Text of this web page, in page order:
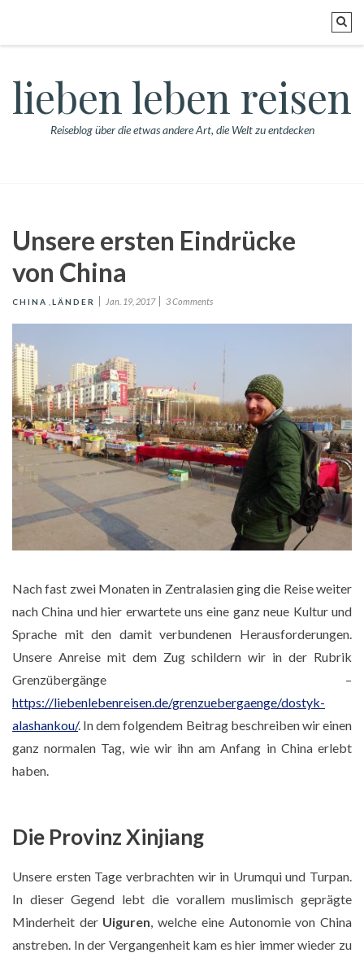
lieben leben reisen
Reiseblog über die etwas andere Art, die Welt zu entdecken
Unsere ersten Eindrücke
von China
CHINA LÄNDER Jan. 19, 2017 3 Comments
Nach fast zwei Monaten in Zentralasien ging die Reise weiter
nach China und hier erwartete uns eine ganz neue Kultur und
Sprache mit den damit verbundenen Herausforderungen.
Unsere Anreise mit dem Zug schildern wir in der Rubrik
Grenzübergänge –
https://liebenlebenreisen.de/grenzuebergaenge/dostyk-
alashankou/. In dem folgendem Beitrag beschreiben wir einen
ganz normalen Tag, wie wir ihn am Anfang in China erlebt
haben.
Die Provinz Xinjiang
Unsere ersten Tage verbrachten wir in Urumqui und Turpan.
In dieser Gegend lebt die vorallem muslimisch geprägte
Minderheit der Uiguren , welche eine Autonomie von China
anstreben. In der Vergangenheit kam es hier immer wieder zu